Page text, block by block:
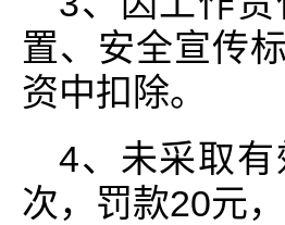
置、安全宣传
资中扣除。
4、未采取
次，罚款20元